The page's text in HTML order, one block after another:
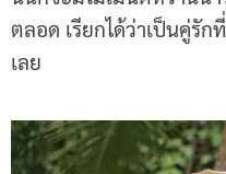
ตลอด เรียกได้ว่าเป็นคู่รัก
เลย